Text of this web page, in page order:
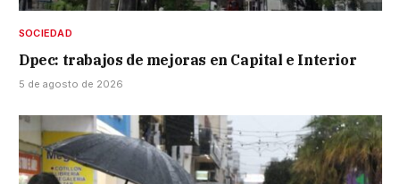
SOCIEDAD
Dpec: trabajos de mejoras en Capital e Interior
5 de agosto de 2026